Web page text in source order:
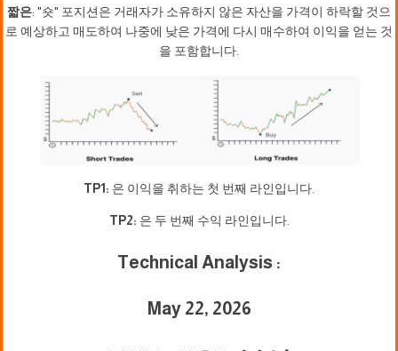
짧은: "숏" 포지션은 거래자가 소유하지 않은 자산을 가격이 하락할 것으
로 예상하고 매도하여 나중에 낮은 가격에 다시 매수하여 이익을 얻는 것
을 포함합니다.
TP1: 은 이익을 취하는 첫 번째 라인입니다.
TP2: 은 두 번째 수익 라인입니다.
Technical Analysis :
May 22, 2026